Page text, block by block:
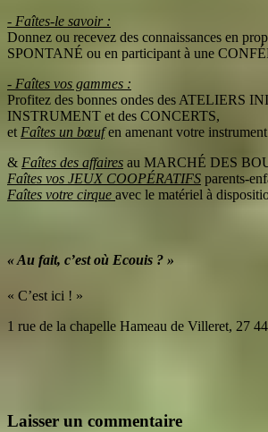
- Faîtes-le savoir :
Donnez ou recevez des connaissances en
SPONTANÉ ou en participant à une
- Faîtes vos gammes :
Profitez des bonnes ondes des ATELIERS
INSTRUMENT et des CONCERTS,
et Faîtes un bœuf en amenant votre instrument
& Faîtes des affaires au MARCHÉ DES
Faîtes vos JEUX COOPÉRATIFS parents-
Faîtes votre cirque avec le matériel à
« Au fait, c’est où Ecouis ? »
« C’est ici ! »
1 rue de la chapelle Hameau de Villeret, 27
Laisser un commentaire